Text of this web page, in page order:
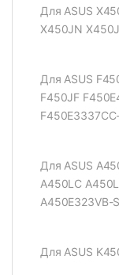
Для ASUS
X450JN
Для ASUS
F450JF
Для ASUS
A450LC
A450E323VB-
Для ASUS